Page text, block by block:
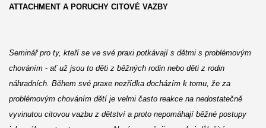
ATTACHMENT A PORUCHY CITOVÉ VAZBY
Seminář pro ty, kteří se ve své praxi potkávají s dětmi s problémovým
chováním- ať už jsou to děti z běžných rodin nebo děti z rodin
náhradních. Během své praxe nezřídka docházím k tomu, že za
problémovým chováním dětí je velmi často reakce na nedostatečně
vyvinutou citovou vazbu z dětství a proto nepomáhají běžné postupy